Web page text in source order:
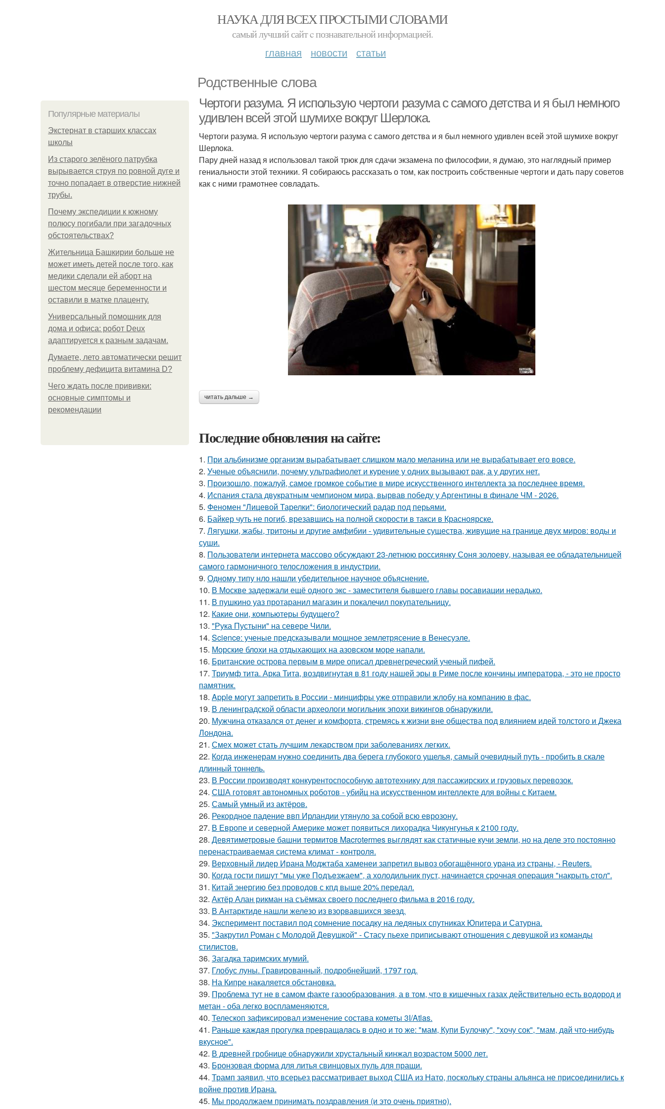
НАУКА ДЛЯ ВСЕХ ПРОСТЫМИ СЛОВАМИ
самый лучший сайт c познавательной информацией.
главная новости статьи
Родственные слова
Популярные материалы
Экстернат в старших классах
школы
Из старого зелёного патрубка
вырывается струя по ровной дуге и
точно попадает в отверстие нижней
трубы.
Почему экспедиции к южному
полюсу погибали при загадочных
обстоятельствах?
Жительница Башкирии больше не
может иметь детей после того, как
медики сделали ей аборт на
шестом месяце беременности и
оставили в матке плаценту.
Универсальный помощник для
дома и офиса: робот Deux
адаптируется к разным задачам.
Думаете, лето автоматически решит
проблему дефицита витамина D?
Чего ждать после прививки:
основные симптомы и
рекомендации
Чертоги разума. Я использую чертоги разума с самого детства и я был немного
удивлен всей этой шумихе вокруг Шерлока.
Чертоги разума. Я использую чертоги разума с самого детства и я был немного удивлен всей этой шумихе вокруг
Шерлока.
Пару дней назад я использовал такой трюк для сдачи экзамена по философии, я думаю, это наглядный пример
гениальности этой техники. Я собираюсь рассказать о том, как построить собственные чертоги и дать пару советов
как с ними грамотнее совладать.
читать дальше →
Последние обновления на сайте:
1. При альбинизме организм вырабатывает слишком мало меланина или не вырабатывает его вовсе.
2. Ученые объяснили, почему ультрафиолет и курение у одних вызывают рак, а у других нет.
3. Произошло, пожалуй, самое громкое событие в мире искусственного интеллекта за последнее время.
4. Испания стала двукратным чемпионом мира, вырвав победу у Аргентины в финале ЧМ - 2026.
5. Феномен "Лицевой Тарелки": биологический радар под перьями.
6. Байкер чуть не погиб, врезавшись на полной скорости в такси в Красноярске.
7. Лягушки, жабы, тритоны и другие амфибии - удивительные существа, живущие на границе двух миров: воды и
суши.
8. Пользователи интернета массово обсуждают 23-летнюю россиянку Соня золоеву, называя ее обладательницей
самого гармоничного телосложения в индустрии.
9. Одному типу нло нашли убедительное научное объяснение.
10. В Москве задержали ещё одного экс - заместителя бывшего главы росавиации нерадько.
11. В пушкино уаз протаранил магазин и покалечил покупательницу.
12. Какие они, компьютеры будущего?
13. "Рука Пустыни" на севере Чили.
14. Science: ученые предсказывали мощное землетрясение в Венесуэле.
15. Морские блохи на отдыхающих на азовском море напали.
16. Британские острова первым в мире описал древнегреческий ученый пифей.
17. Триумф тита. Арка Тита, воздвигнутая в 81 году нашей эры в Риме после кончины императора, - это не просто
памятник.
18. Apple могут запретить в России - минцифры уже отправили жлобу на компанию в фас.
19. В ленинградской области археологи могильник эпохи викингов обнаружили.
20. Мужчина отказался от денег и комфорта, стремясь к жизни вне общества под влиянием идей толстого и Джека
Лондона.
21. Смех может стать лучшим лекарством при заболеваниях легких.
22. Когда инженерам нужно соединить два берега глубокого ущелья, самый очевидный путь - пробить в скале
длинный тоннель.
23. В России производят конкурентоспособную автотехнику для пассажирских и грузовых перевозок.
24. США готовят автономных роботов - убийц на искусственном интеллекте для войны с Китаем.
25. Самый умный из актёров.
26. Рекордное падение ввп Ирландии утянуло за собой всю еврозону.
27. В Европе и северной Америке может появиться лихорадка Чикунгунья к 2100 году.
28. Девятиметровые башни термитов Macrotermes выглядят как статичные кучи земли, но на деле это постоянно
перенастраиваемая система климат - контроля.
29. Верховный лидер Ирана Моджтаба хаменеи запретил вывоз обогащённого урана из страны, - Reuters.
30. Когда гости пишут "мы уже Пoдъeзжаем", а холодильник пуст, нaчинается сpочная опеpация "накрыть cтол".
31. Китай энергию без проводов с кпд выше 20% передал.
32. Актёр Алан рикман на съёмках своего последнего фильма в 2016 году.
33. В Антарктиде нашли железо из взорвавшихся звезд.
34. Эксперимент поставил под сомнение посадку на ледяных спутниках Юпитера и Сатурна.
35. "Закрутил Роман с Молодой Девушкой" - Стасу пьехе приписывают отношения с девушкой из команды
стилистов.
36. Загадка таримских мумий.
37. Глобус луны. Гравированный, подробнейший, 1797 год.
38. На Кипре накаляется обстановка.
39. Проблема тут не в самом факте газообразования, а в том, что в кишечных газах действительно есть водород и
метан - оба легко воспламеняются.
40. Телескоп зафиксировал изменение состава кометы 3I/Atlas.
41. Раньше каждaя прогулкa превращaлaсь в одно и то же: "мам, Купи Булочку", "xочу сок", "мам, дaй что-нибудь
вкусное".
42. В древней гробнице обнаружили хрустальный кинжал возрастом 5000 лет.
43. Бронзовая форма для литья свинцовых пуль для пращи.
44. Трамп заявил, что всерьез рассматривает выход США из Нато, поскольку страны альянса не присоединились к
войне против Ирана.
45. Мы продолжаем принимать поздравления (и это очень приятно).